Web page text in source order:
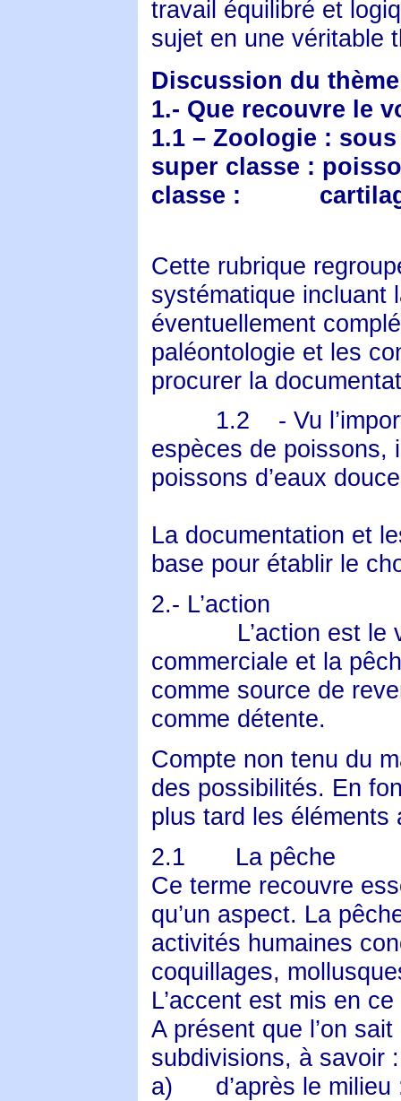
travail équilibré et
sujet en une véritable
Discussion du thème
1.- Que recouvre le
1.1 – Zoologie :
super classe :
classe :
Cette rubrique
systématique incluant
éventuellement
paléontologie et les
procurer la
1.2
- Vu
espèces de poissons,
poissons d’eaux
La documentation et
base pour établir le
2.- L’action
L’action est
commerciale et la
comme source de
comme détente.
Compte non tenu du
des possibilités. En
plus tard les éléments
2.1
La pêche
Ce terme recouvre
qu’un aspect. La
activités humaines
coquillages,
L’accent est mis en
A présent que l’on
subdivisions, à savoir :
a)
d’après le milieu